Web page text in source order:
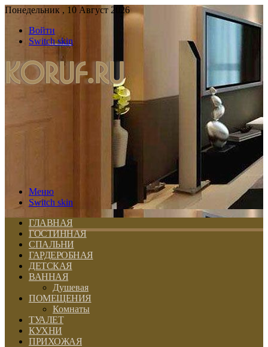
Понедельник , 10 Август 2026
Войти
Switch skin
Меню
Switch skin
ГЛАВНАЯ
ГОСТИННАЯ
СПАЛЬНИ
ГАРДЕРОБНАЯ
ДЕТСКАЯ
ВАННАЯ
Душевая
ПОМЕЩЕНИЯ
Комнаты
ТУАЛЕТ
КУХНИ
ПРИХОЖАЯ